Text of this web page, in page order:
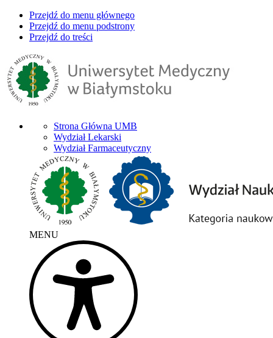
Przejdź do menu głównego
Przejdź do menu podstrony
Przejdź do treści
Strona Główna UMB
Wydział Lekarski
Wydział Farmaceutyczny
MENU